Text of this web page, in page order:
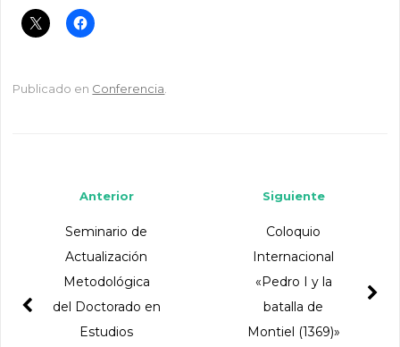
Publicado en Conferencia
Siguiente
Coloquio
Internacional
«Pedro I y la
batalla de
Montiel (1369)»
Anterior
Seminario de
Actualización
Metodológica
del Doctorado en
Estudios